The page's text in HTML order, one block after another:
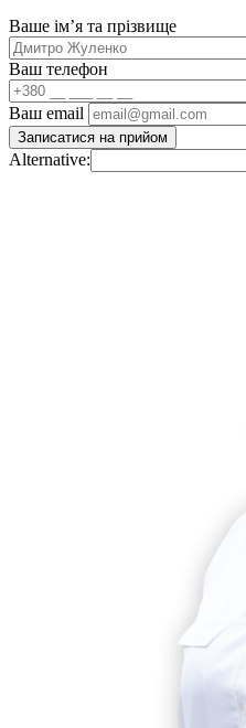
Ваше імʼя та прізвище
Ваш телефон
Ваш email
Alternative: